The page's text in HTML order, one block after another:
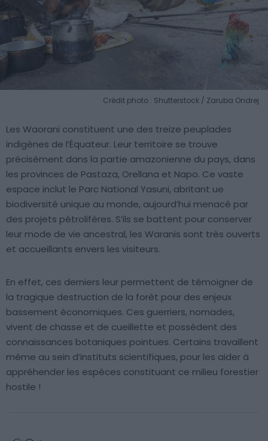
Crédit photo : Shutterstock / Zaruba Ondrej
Les Waorani constituent une des treize peuplades
indigènes de l’Équateur. Leur territoire se trouve
précisément dans la partie amazonienne du pays, dans
les provinces de Pastaza, Orellana et Napo. Ce vaste
espace inclut le Parc National Yasuni, abritant ue
biodiversité unique au monde, aujourd’hui menacé par
des projets pétrolifères. S’ils se battent pour conserver
leur mode de vie ancestral, les Waranis sont très ouverts
et accueillants envers les visiteurs.
En effet, ces derniers leur permettent de témoigner de
la tragique destruction de la forêt pour des enjeux
bassement économiques. Ces guerriers, nomades,
vivent de chasse et de cueillette et possèdent des
connaissances botaniques pointues. Certains travaillent
même au sein d’instituts scientifiques, pour les aider à
appréhender les espèces constituant ce milieu forestier
hostile !